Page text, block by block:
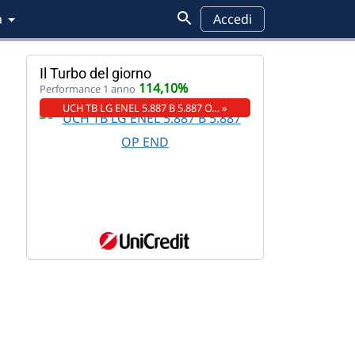
Accedi
Il Turbo del giorno
Performance 1 anno 114,10%
UCH TB LG ENEL 5.887 B 5.887 O… »